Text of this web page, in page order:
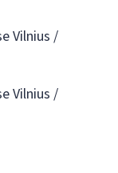
Vilnius /
Vilnius /